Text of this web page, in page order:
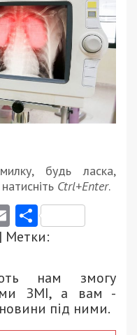
будь ласка,
Ctrl+Enter.
Email
| Метки:
нам змогу
ЗМІ, а вам -
під ними.